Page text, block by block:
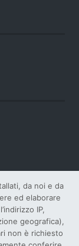
da noi e da
ed elaborare
IP,
geografica),
non è richiesto